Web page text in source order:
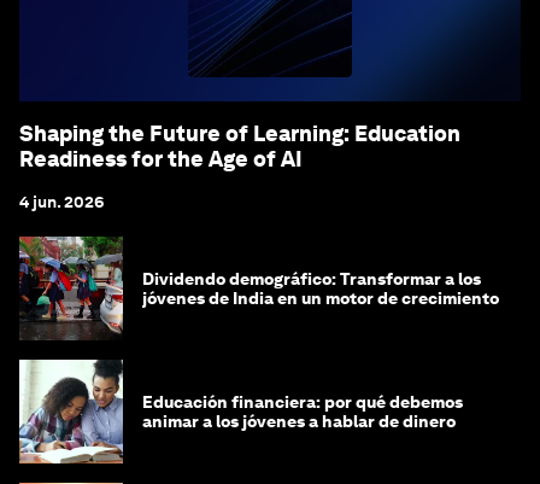
Shaping the Future of Learning: Education
Readiness for the Age of AI
4 jun. 2026
Dividendo demográfico: Transformar a los
jóvenes de India en un motor de crecimiento
Educación financiera: por qué debemos
animar a los jóvenes a hablar de dinero